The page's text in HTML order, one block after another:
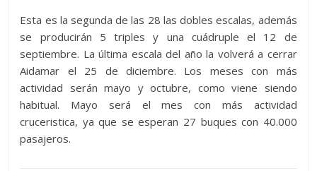
Esta es la segunda de las 28 las dobles escalas, además
se producirán 5 triples y una cuádruple el 12 de
septiembre. La última escala del año la volverá a cerrar
Aidamar el 25 de diciembre. Los meses con más
actividad serán mayo y octubre, como viene siendo
habitual. Mayo será el mes con más actividad
cruceristica, ya que se esperan 27 buques con 40.000
pasajeros.